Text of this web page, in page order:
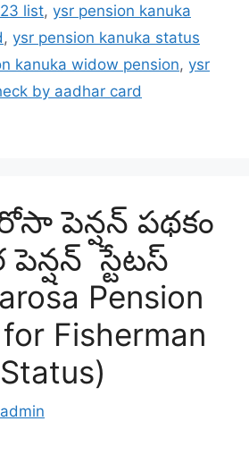
list, ysr pension kanuka
, ysr pension kanuka status
kanuka widow pension, ysr
by aadhar card
పెన్షన్ పథకం
స్టేటస్
Pension
Fisherman
admin